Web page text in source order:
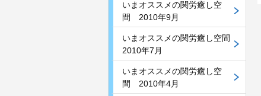
いまオススメの関労癒し空
間 2010年9月
いまオススメの関労癒し空間
2010年7月
いまオススメの関労癒し空
間 2010年4月